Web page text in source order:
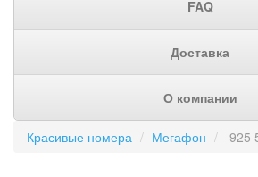
FAQ
Доставка
О компании
Красивые номера Мегафон 925